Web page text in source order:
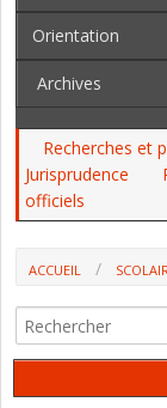
Orientation
Archives
Recherches et
Jurisprudence
officiels
ACCUEIL